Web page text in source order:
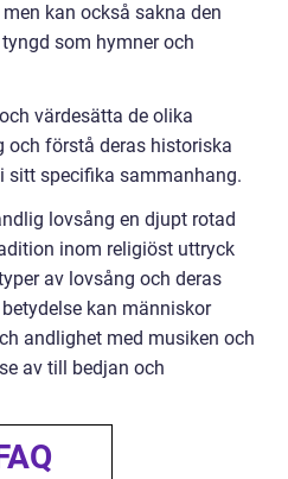
kan också sakna den
som hymner och
värdesätta de olika
och förstå deras historiska
sitt specifika sammanhang.
lovsång en djupt rotad
inom religiöst uttryck
av lovsång och deras
kan människor
andlighet med musiken och
av till bedjan och